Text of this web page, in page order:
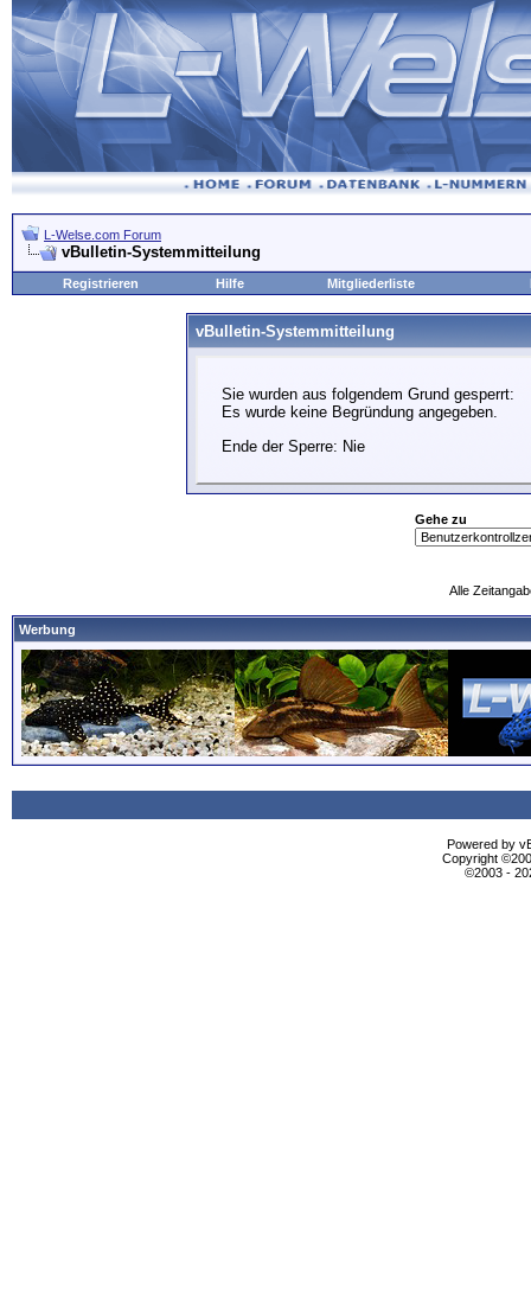
L-Welse.com Forum
vBulletin-Systemmitteilung
Registrieren Hilfe Mitgliederliste
vBulletin-Systemmitteilung
Sie wurden aus folgendem Grund gesperrt:
Es wurde keine Begründung angegeben.
Ende der Sperre: Nie
Gehe zu
Alle
Werbung
Powered by
Copyright
©2003 -